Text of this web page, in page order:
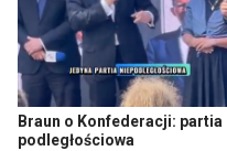
Braun o Konfederacji: partia
podległościowa